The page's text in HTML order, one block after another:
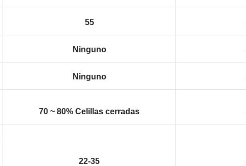
55
Ninguno
Ninguno
70 ~ 80% Celillas cerradas
22-35